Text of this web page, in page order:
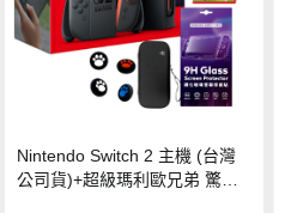
Nintendo Switch 2 主機 (台灣
公司貨)+超級瑪利歐兄弟 驚奇